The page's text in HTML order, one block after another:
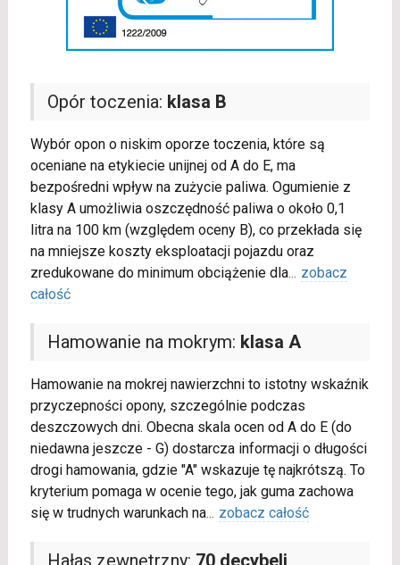
Opór toczenia: klasa B
Wybór opon o niskim oporze toczenia, które są
oceniane na etykiecie unijnej od A do E, ma
bezpośredni wpływ na zużycie paliwa. Ogumienie z
klasy A umożliwia oszczędność paliwa o około 0,1
litra na 100 km (względem oceny B), co przekłada się
na mniejsze koszty eksploatacji pojazdu oraz
zredukowane do minimum obciążenie dla... zobacz
całość
Hamowanie na mokrym: klasa A
Hamowanie na mokrej nawierzchni to istotny wskaźnik
przyczepności opony, szczególnie podczas
deszczowych dni. Obecna skala ocen od A do E (do
niedawna jeszcze - G) dostarcza informacji o długości
drogi hamowania, gdzie "A" wskazuje tę najkrótszą. To
kryterium pomaga w ocenie tego, jak guma zachowa
się w trudnych warunkach na... zobacz całość
Hałas zewnętrzny: 70 decybeli